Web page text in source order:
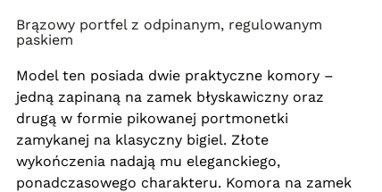
Brązowy portfel z odpinanym, regulowanym
paskiem
Model ten posiada dwie praktyczne komory –
jedną zapinaną na zamek błyskawiczny oraz
drugą w formie pikowanej portmonetki
zamykanej na klasyczny bigiel. Złote
wykończenia nadają mu eleganckiego,
ponadczasowego charakteru. Komora na zamek